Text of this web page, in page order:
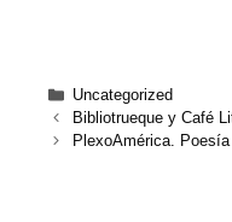
Uncategorized
Bibliotrueque y Café
PlexoAmérica.